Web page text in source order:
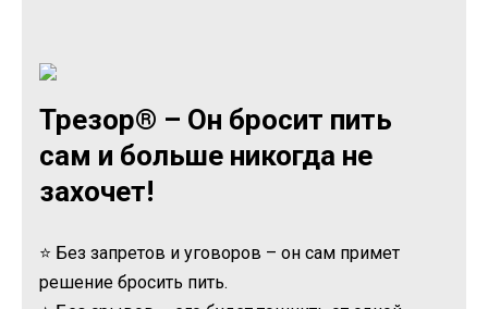
Трезор® – Он бросит пить
сам и больше никогда не
захочет!
⭐ Без запретов и уговоров – он сам примет
решение бросить пить.